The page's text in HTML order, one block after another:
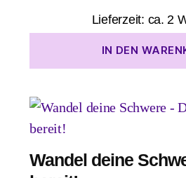
Lieferzeit: ca. 2
IN DEN
Wandel deine